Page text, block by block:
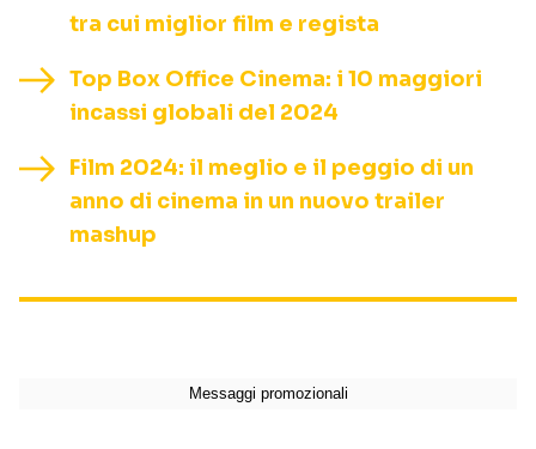
tra cui miglior film e regista
Top Box Office Cinema: i 10 maggiori
incassi globali del 2024
Film 2024: il meglio e il peggio di un
anno di cinema in un nuovo trailer
mashup